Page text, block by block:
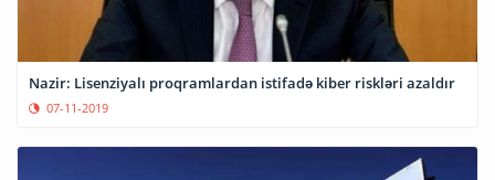
Nazir: Lisenziyalı proqramlardan istifadə kiber riskləri azaldır
07-11-2019